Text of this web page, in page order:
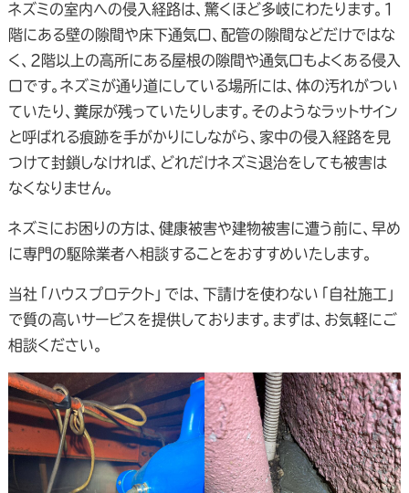
ネズミの室内への侵入経路は、驚くほど多岐にわたります。1
階にある壁の隙間や床下通気口、配管の隙間などだけではな
く、2階以上の高所にある屋根の隙間や通気口もよくある侵入
口です。ネズミが通り道にしている場所には、体の汚れがつい
ていたり、糞尿が残っていたりします。そのようなラットサイン
と呼ばれる痕跡を手がかりにしながら、家中の侵入経路を見
つけて封鎖しなければ、どれだけネズミ退治をしても被害は
なくなりません。
ネズミにお困りの方は、健康被害や建物被害に遭う前に、早め
に専門の駆除業者へ相談することをおすすめいたします。
当社「ハウスプロテクト」では、下請けを使わない「自社施工」
で質の高いサービスを提供しております。まずは、お気軽にご
相談ください。